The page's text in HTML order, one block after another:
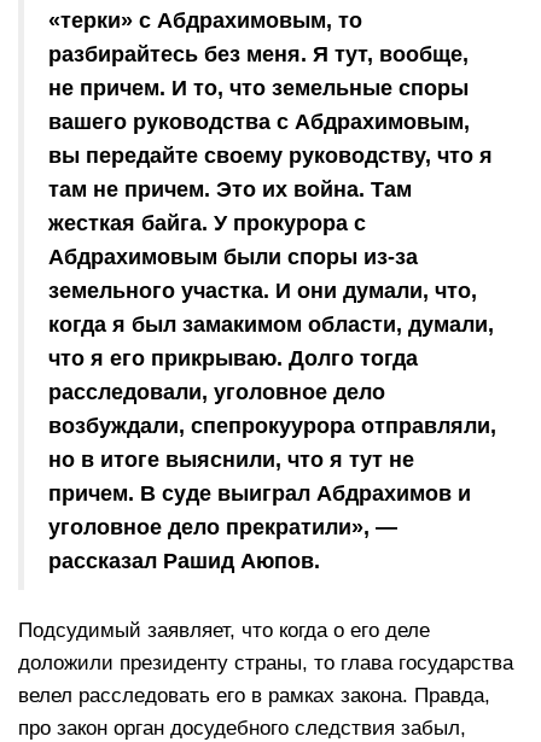
«терки» с Абдрахимовым, то
разбирайтесь без меня. Я тут, вообще,
не причем. И то, что земельные споры
вашего руководства с Абдрахимовым,
вы передайте своему руководству, что я
там не причем. Это их война. Там
жесткая байга. У прокурора с
Абдрахимовым были споры из-за
земельного участка. И они думали, что,
когда я был замакимом области, думали,
что я его прикрываю. Долго тогда
расследовали, уголовное дело
возбуждали, спепрокуурора отправляли,
но в итоге выяснили, что я тут не
причем. В суде выиграл Абдрахимов и
уголовное дело прекратили», —
рассказал Рашид Аюпов.
Подсудимый заявляет, что когда о его деле
доложили президенту страны, то глава государства
велел расследовать его в рамках закона. Правда,
про закон орган досудебного следствия забыл,